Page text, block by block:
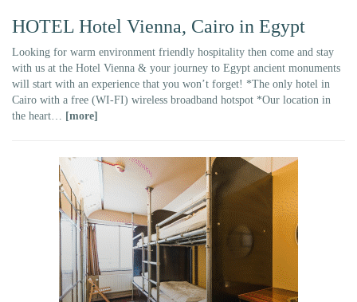
HOTEL Hotel Vienna, Cairo in Egypt
Looking for warm environment friendly hospitality then come and stay
with us at the Hotel Vienna & your journey to Egypt ancient monuments
will start with an experience that you won’t forget! *The only hotel in
Cairo with a free (WI-FI) wireless broadband hotspot *Our location in
the heart… [more]